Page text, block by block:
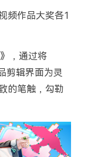
频作品大奖各1
，通过将
剪辑界面为灵
的笔触，勾勒